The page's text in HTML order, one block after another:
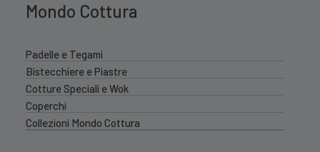
Mondo Cottura
Padelle e Tegami
Bistecchiere e Piastre
Cotture Speciali e Wok
Coperchi
Collezioni Mondo Cottura